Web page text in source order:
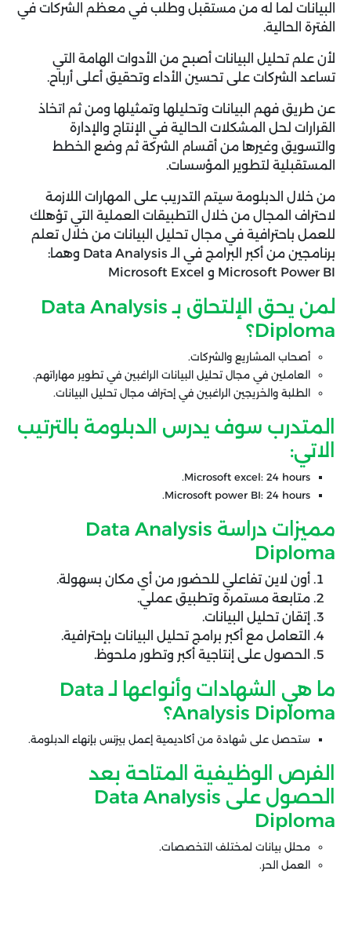
البيانات لما له من مستقبل وطلب في معظم الشركات في
الفترة الحالية.
لأن علم تحليل البيانات أصبح من الأدوات الهامة التي
تساعد الشركات على تحسين الأداء وتحقيق أعلى أرباح.
عن طريق فهم البيانات وتحليلها وتمثيلها ومن ثم اتخاذ
القرارات لحل المشكلات الحالية في الإنتاج والإدارة
والتسويق وغيرها من أقسام الشركة ثم وضع الخطط
المستقبلية لتطوير المؤسسات.
من خلال الدبلومة سيتم التدريب على المهارات اللازمة
لاحتراف المجال من خلال التطبيقات العملية التي تؤهلك
للعمل باحترافية في مجال تحليل البيانات من خلال تعلم
برنامجين من أكبر البرامج في الـ Data Analysis وهما:
Microsoft Power BI و Microsoft Excel
لمن يحق الإلتحاق بـ Data Analysis
Diploma؟
أصحاب المشاريع والشركات.
العاملين في مجال تحليل البيانات الراغبين في تطوير مهاراتهم.
الطلبة والخريجين الراغبين في إحتراف مجال تحليل البيانات.
المتدرب سوف يدرس الدبلومة بالترتيب
الاتي:
Microsoft excel: 24 hours.
Microsoft power BI: 24 hours.
مميزات دراسة Data Analysis
Diploma
أون لاين تفاعلي للحضور من أي مكان بسهولة.
متابعة مستمرة وتطبيق عملي.
إتقان تحليل البيانات.
التعامل مع أكبر برامج تحليل البيانات بإحترافية.
الحصول على إنتاجية أكبر وتطور ملحوظ.
ما هي الشهادات وأنواعها لـ Data
Analysis Diploma؟
ستحصل على شهادة من أكاديمية إعمل بيزنس بإنهاء الدبلومة.
الفرص الوظيفية المتاحة بعد
الحصول على Data Analysis
Diploma
محلل بيانات لمختلف التخصصات.
العمل الحر.